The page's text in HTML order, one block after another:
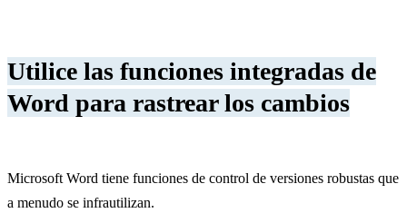
Utilice las funciones integradas de
Word para rastrear los cambios
Microsoft Word tiene funciones de control de versiones robustas que
a menudo se infrautilizan.